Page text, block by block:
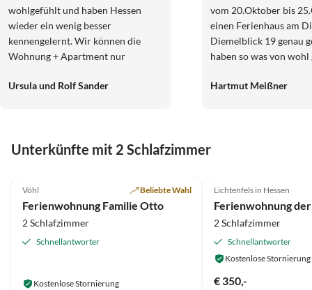
wohlgefühlt und haben Hessen
wieder ein wenig besser
kennengelernt. Wir können die
Wohnung + Apartment nur
Ursula und Rolf Sander
vom 20.Oktober bis
einen Ferienhaus am
Diemelblick 19 genau
haben so was von
Ruhe um das
von der Unterkunft. Es
Grüße Bettina
Meißner
Hartmut Meißner
Unterkünfte mit 2 Schlafzimmer
Vöhl Beliebte Wahl
Ferienwohnung Familie Otto
2 Schlafzimmer
Schnellantworter
Kostenlose Stornierung
Lichtenfels in Hessen
2 Schlafzimmer
Schnellantworter
Kostenlose Stornierung
€ 350,-